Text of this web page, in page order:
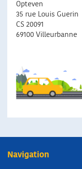
Opteven
35 rue Louis Guerin
CS 20091
69100 Villeurbanne
Navigation